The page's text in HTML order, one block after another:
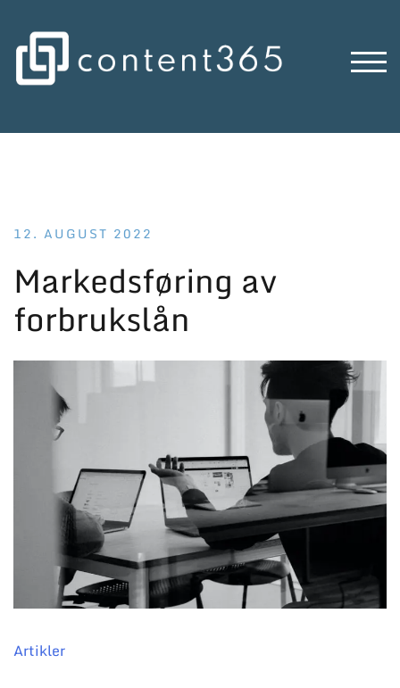
content
12. AUGUST 2022
Markedsføring av
forbrukslån
Artikler